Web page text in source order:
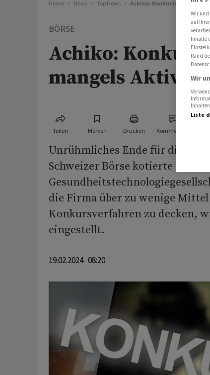
Home News Top News Achiko: Konkursverfahren
BÖRSE
Achiko:
mangels
Teilen Merken Drucken Kommentare
Unrühmliches Ende für die
Schweizer Börse kotierte
die Firma über zu wenige
Konkursverfahren zu decken,
eingestellt.
19.02.2024 08:20
Wir und
auf
Inhalte
Rand
Wir
Liste